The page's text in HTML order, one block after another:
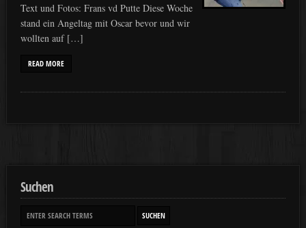
Text und Fotos: Frans vd Putte Diese Woche
stand ein Angeltag mit Oscar bevor und wir
wollten auf […]
READ MORE
Suchen